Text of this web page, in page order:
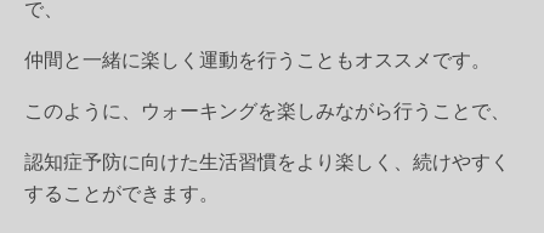
で、
仲間と一緒に楽しく運動を行うこともオススメです。
このように、ウォーキングを楽しみながら行うことで、
認知症予防に向けた生活習慣をより楽しく、続けやすく
することができます。